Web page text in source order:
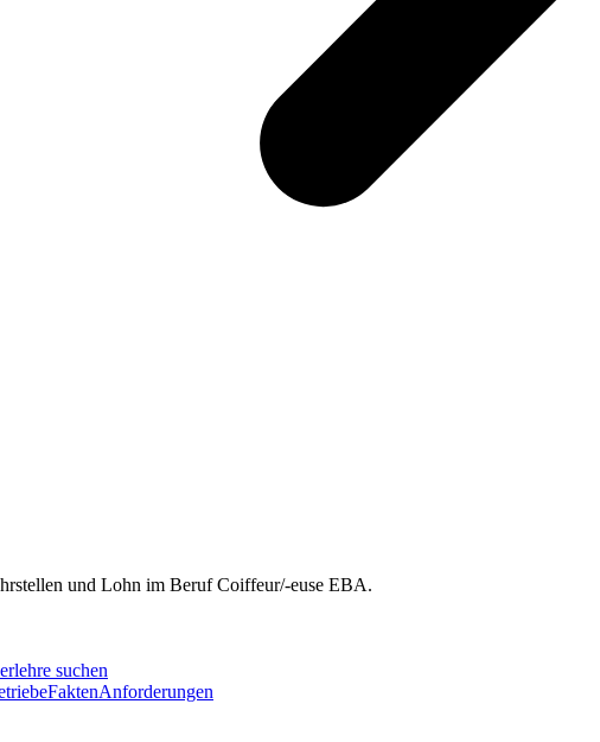
und Lohn im Beruf Coiffeur/-euse EBA.
suchen
FaktenAnforderungen